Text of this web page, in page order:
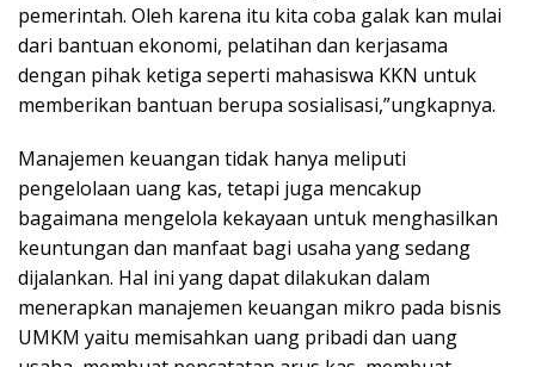
pemerintah. Oleh karena itu kita coba galak kan mulai
dari bantuan ekonomi, pelatihan dan kerjasama
dengan pihak ketiga seperti mahasiswa KKN untuk
memberikan bantuan berupa sosialisasi,”ungkapnya.
Manajemen keuangan tidak hanya meliputi
pengelolaan uang kas, tetapi juga mencakup
bagaimana mengelola kekayaan untuk menghasilkan
keuntungan dan manfaat bagi usaha yang sedang
dijalankan. Hal ini yang dapat dilakukan dalam
menerapkan manajemen keuangan mikro pada bisnis
UMKM yaitu memisahkan uang pribadi dan uang